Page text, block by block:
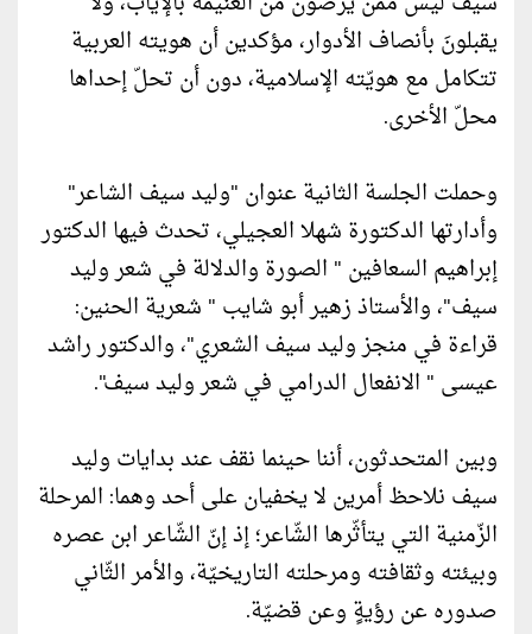
يقبلونَ بأنصاف الأدوار، مؤكدين أن هويته العربية
تتكامل مع هويّته الإسلامية، دون أن تحلّ إحداها
محلّ الأخرى.
وحملت الجلسة الثانية عنوان "وليد سيف الشاعر"
وأدارتها الدكتورة شهلا العجيلي، تحدث فيها الدكتور
إبراهيم السعافين " الصورة والدلالة في شعر وليد
سيف"، والأستاذ زهير أبو شايب " شعرية الحنين:
قراءة في منجز وليد سيف الشعري"، والدكتور راشد
عيسى " الانفعال الدرامي في شعر وليد سيف".
وبين المتحدثون، أننا حينما نقف عند بدايات وليد
سيف نلاحظ أمرين لا يخفيان على أحد وهما: المرحلة
الزّمنية التي يتأثّرها الشّاعر؛ إذ إنّ الشّاعر ابن عصره
وبيئته وثقافته ومرحلته التاريخيّة، والأمر الثّاني
صدوره عن رؤيةٍ وعن قضيّة.